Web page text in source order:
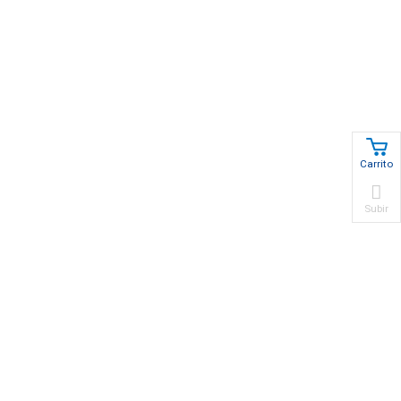
Carrito
Subir